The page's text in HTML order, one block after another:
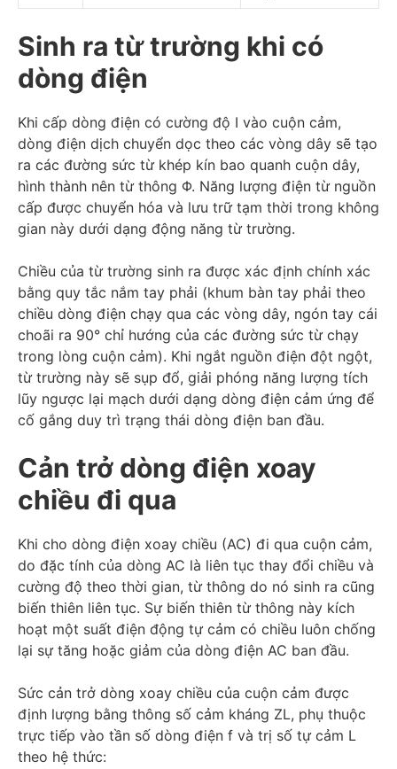
Sinh ra từ trường khi có
dòng điện
Khi cấp dòng điện có cường độ I vào cuộn cảm,
dòng điện dịch chuyển dọc theo các vòng dây sẽ tạo
ra các đường sức từ khép kín bao quanh cuộn dây,
hình thành nên từ thông Φ. Năng lượng điện từ nguồn
cấp được chuyển hóa và lưu trữ tạm thời trong không
gian này dưới dạng động năng từ trường.
Chiều của từ trường sinh ra được xác định chính xác
bằng quy tắc nắm tay phải (khum bàn tay phải theo
chiều dòng điện chạy qua các vòng dây, ngón tay cái
choãi ra 90° chỉ hướng của các đường sức từ chạy
trong lòng cuộn cảm). Khi ngắt nguồn điện đột ngột,
từ trường này sẽ sụp đổ, giải phóng năng lượng tích
lũy ngược lại mạch dưới dạng dòng điện cảm ứng để
cố gắng duy trì trạng thái dòng điện ban đầu.
Cản trở dòng điện xoay
chiều đi qua
Khi cho dòng điện xoay chiều (AC) đi qua cuộn cảm,
do đặc tính của dòng AC là liên tục thay đổi chiều và
cường độ theo thời gian, từ thông do nó sinh ra cũng
biến thiên liên tục. Sự biến thiên từ thông này kích
hoạt một suất điện động tự cảm có chiều luôn chống
lại sự tăng hoặc giảm của dòng điện AC ban đầu.
Sức cản trở dòng xoay chiều của cuộn cảm được
định lượng bằng thông số cảm kháng ZL, phụ thuộc
trực tiếp vào tần số dòng điện f và trị số tự cảm L
theo hệ thức: